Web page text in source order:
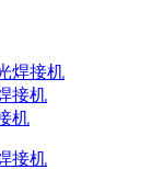
焊接机
接机
机
接机